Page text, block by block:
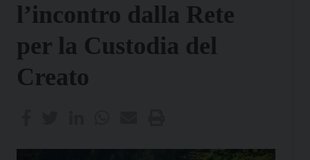
l’incontro dalla Rete
per la Custodia del
Creato